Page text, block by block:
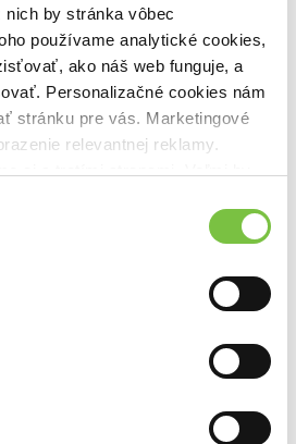
nich by stránka vôbec
používame analytické cookies,
ako náš web funguje, a
Personalizačné cookies nám
stránku pre vás. Marketingové
relevantnej reklamy.
sklade, posielame ihneď.
Do košíka
Tim S. Grover
Simon
you're an athlete striving to win,
an empire, a salesperson
to close a deal, or a high achiever
offers thirteen key principles...